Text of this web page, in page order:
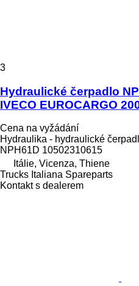
3
Hydraulické čerpadlo
IVECO EUROCARGO
Cena na vyžádání
Hydraulika - hydraulické
NPH61D 10502310615
Itálie, Vicenza, Thiene
Trucks Italiana Spareparts
Kontakt s dealerem